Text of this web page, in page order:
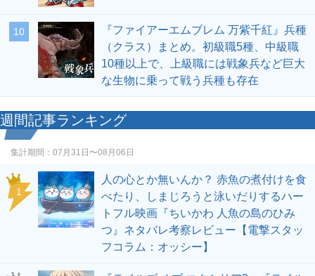
10
『ファイアーエムブレム 万紫千紅』兵種
（クラス）まとめ。初級職5種、中級職
10種以上で、上級職には戦象兵など巨大
な生物に乗って戦う兵種も存在
週間記事ランキング
集計期間： 07月31日〜08月06日
1
人の心とか無いんか？ 赤魚の煮付けを食
べたり、しまじろうと泳いだりするハー
トフル映画『ちいかわ 人魚の島のひみ
つ』ネタバレ考察レビュー【電撃スタッ
フコラム：オッシー】